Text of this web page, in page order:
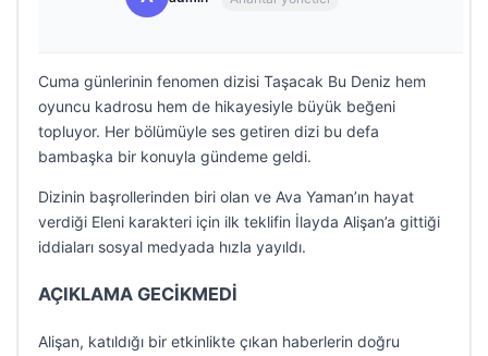
Cuma günlerinin fenomen dizisi Taşacak Bu Deniz hem
oyuncu kadrosu hem de hikayesiyle büyük beğeni
topluyor. Her bölümüyle ses getiren dizi bu defa
bambaşka bir konuyla gündeme geldi.
Dizinin başrollerinden biri olan ve Ava Yaman’ın hayat
verdiği Eleni karakteri için ilk teklifin İlayda Alişan’a gittiği
iddiaları sosyal medyada hızla yayıldı.
AÇIKLAMA GECİKMEDİ
Alişan, katıldığı bir etkinlikte çıkan haberlerin doğru